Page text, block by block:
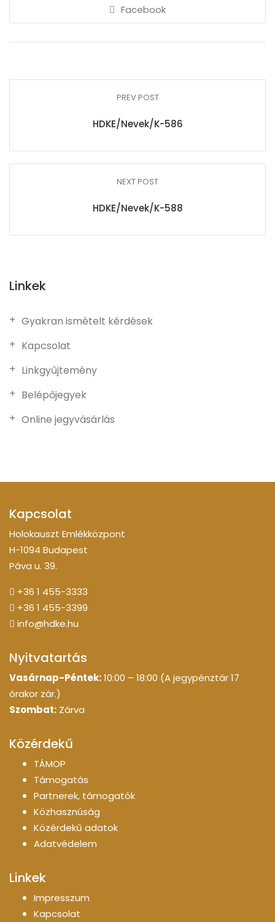
Facebook
PREV POST
HDKE/Nevek/K-586
NEXT POST
HDKE/Nevek/K-588
Linkek
Gyakran ismételt kérdések
Kapcsolat
Linkgyűjtemény
Belépőjegyek
Online jegyvásárlás
Kapcsolat
Holokauszt Emlékközpont
H-1094 Budapest
Páva u. 39.
+36 1 455-3333
+36 1 455-3399
info@hdke.hu
Nyitvatartás
Vasárnap-Péntek:10:00 – 18:00 (A jegypénztár 17
órakor zár.)
Szombat: Zárva
Közérdekű
TÁMOP
Támogatás
Partnerek, támogatók
Közhasznúság
Közérdekű adatok
Adatvédelem
Linkek
Impresszum
Kapcsolat